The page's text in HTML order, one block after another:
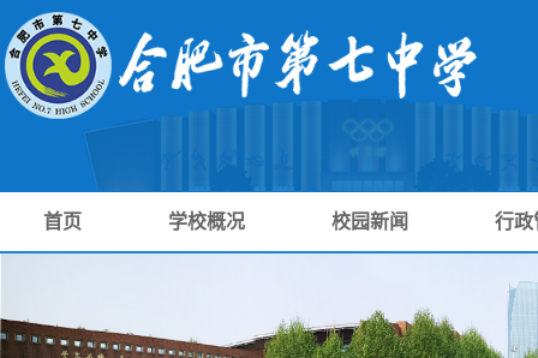
首页 学校概况 校园新闻 行政